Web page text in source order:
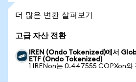
더 많은 변환 살펴보기
고급 자산 전환
IREN (Ondo Tokenized)에서
ETF (Ondo Tokenized)
1 IRENon는 0.447555 COPXon와